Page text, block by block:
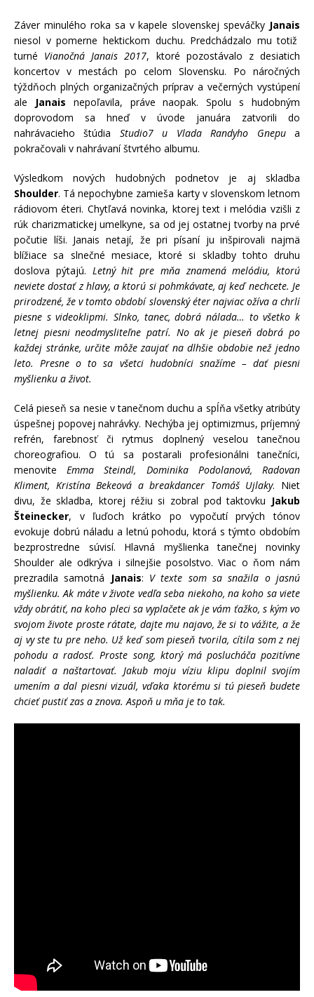
Záver minulého roka sa v kapele slovenskej speváčky Janais
niesol vpomerne hektickom duchu. Predchádzalo mu totiž
turné Vianočná Janais 2017, ktoré pozostávalo z desiatich
koncertov v mestách po celom Slovensku. Po náročných
týždňoch plných organizačných príprav a večerných vystúpení
ale
Janais nepoľavila, práve naopak. Spolu s hudobným
doprovodom sa hneď v úvode januára zatvorili do
nahrávacieho štúdia Studio7 u Vlada Randyho Gnepua
pokračovali v nahrávaní štvrtého albumu.
Výsledkom nových hudobných podnetov je aj skladba
Shoulder. Tá nepochybne zamieša karty v slovenskom letnom
rádiovom éteri. Chytľavá novinka, ktorej text i melódia vzišli z
rúk charizmatickej umelkyne, sa od jej ostatnej tvorby na prvé
počutie líši. Janais netají, že pri písaní ju inšpirovali najmä
blížiace sa slnečné mesiace, ktorési skladby tohto druhu
doslova pýtajú. Letný hit pre mňa znamená melódiu, ktorú
neviete dostať z hlavy, a ktorú si pohmkávate, aj keď nechcete. Je
prirodzené, že v tomto období slovenský éter najviac ožíva a chrlí
piesne s videoklipmi. Slnko, tanec, dobrá nálada… to všetko k
letnej piesni neodmysliteľne patrí. No ak je pieseň dobrá po
každej stránke, určite môže zaujať na dlhšie obdobie než jedno
leto. Presne o to sa všetci hudobníci snažíme – dať piesni
myšlienku a život.
Celápieseň sa nesie v tanečnom duchu a spĺňa všetky atribúty
úspešnej popovej nahrávky. Nechýba jej optimizmus, príjemný
refrén, farebnosť či rytmus doplnený veselou tanečnou
choreografiou. O tú sa postarali profesionálni tanečníci,
menovite Emma Steindl, Dominika Podolanová, Radovan
Kliment, Kristína Bekeová a breakdancer Tomáš Ujlaky. Niet
divu, že skladba, ktorej réžiu si zobral pod taktovku Jakub
Šteinecker, v ľuďoch krátko po vypočutí prvých tónov
evokuje dobrú náladu a letnú pohodu, ktorá s týmto obdobím
bezprostredne súvisí. Hlavná myšlienka tanečnej novinky
Shoulder ale odkrýva i silnejšie posolstvo. Viac o ňom nám
prezradila samotná
Janais: V texte som sa snažila o jasnú
myšlienku. Ak máte v živote vedľa seba niekoho, na koho sa viete
vždy obrátiť, na koho pleci sa vyplačete ak je vám ťažko, s kým vo
svojom živote proste rátate, dajte mu najavo, že si to vážite, a že
aj vy ste tu pre neho. Už keď som pieseň tvorila, cítila som z nej
pohodu a radosť. Proste song, ktorý má poslucháča pozitívne
naladiť a naštartovať. Jakub moju víziu klipu doplnil svojím
umením a dal piesni vizuál, vďaka ktorému si túpieseň budete
chcieť pustiť zas a znova. Aspoň u mňa je to tak.